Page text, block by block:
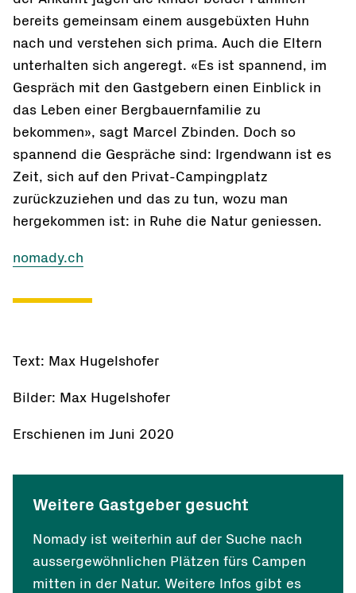
bereits gemeinsam einem ausgebüxten Huhn
nach und verstehen sich prima. Auch die Eltern
unterhalten sich angeregt. «Es ist spannend, im
Gespräch mit den Gastgebern einen Einblick in
das Leben einer Bergbauernfamilie zu
bekommen», sagt Marcel Zbinden. Doch so
spannend die Gespräche sind: Irgendwann ist es
Zeit, sich auf den Privat-Campingplatz
zurückzuziehen und das zu tun, wozu man
hergekommen ist: in Ruhe die Natur geniessen.
nomady.ch
Text: Max Hugelshofer
Bilder: Max Hugelshofer
Erschienen im Juni 2020
Weitere Gastgeber gesucht
Nomady ist weiterhin auf der Suche nach
aussergewöhnlichen Plätzen fürs Campen
mitten in der Natur. Weitere Infos gibt es